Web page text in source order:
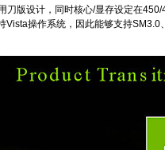
版设计，同时核心/显存设定在450/
Vista操作系统，因此能够支持